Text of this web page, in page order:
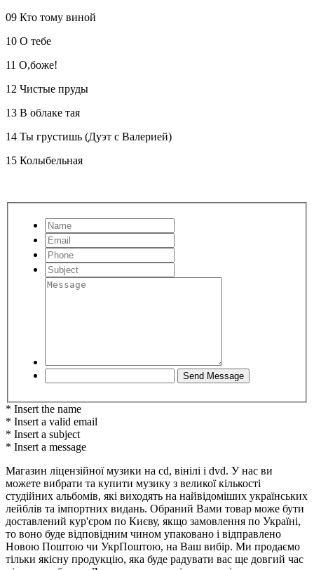
09 Кто тому виной
10 О тебе
11 О,боже!
12 Чистые пруды
13 В облаке тая
14 Ты грустишь (Дуэт с Валерией)
15 Колыбельная
* Insert the name
* Insert a valid email
* Insert a subject
* Insert a message
Магазин ліцензійної музики на cd, вінілі і dvd. У нас ви
можете вибрати та купити музику з великої кількості
студійних альбомів, які виходять на найвідоміших українських
лейблів та імпортних видань. Обраний Вами товар може бути
доставлений кур'єром по Києву, якщо замовлення по Україні,
то воно буде відповідним чином упаковано і відправлено
Новою Поштою чи УкрПоштою, на Ваш вибір. Ми продаємо
тільки якісну продукцію, яка буде радувати вас ще довгий час